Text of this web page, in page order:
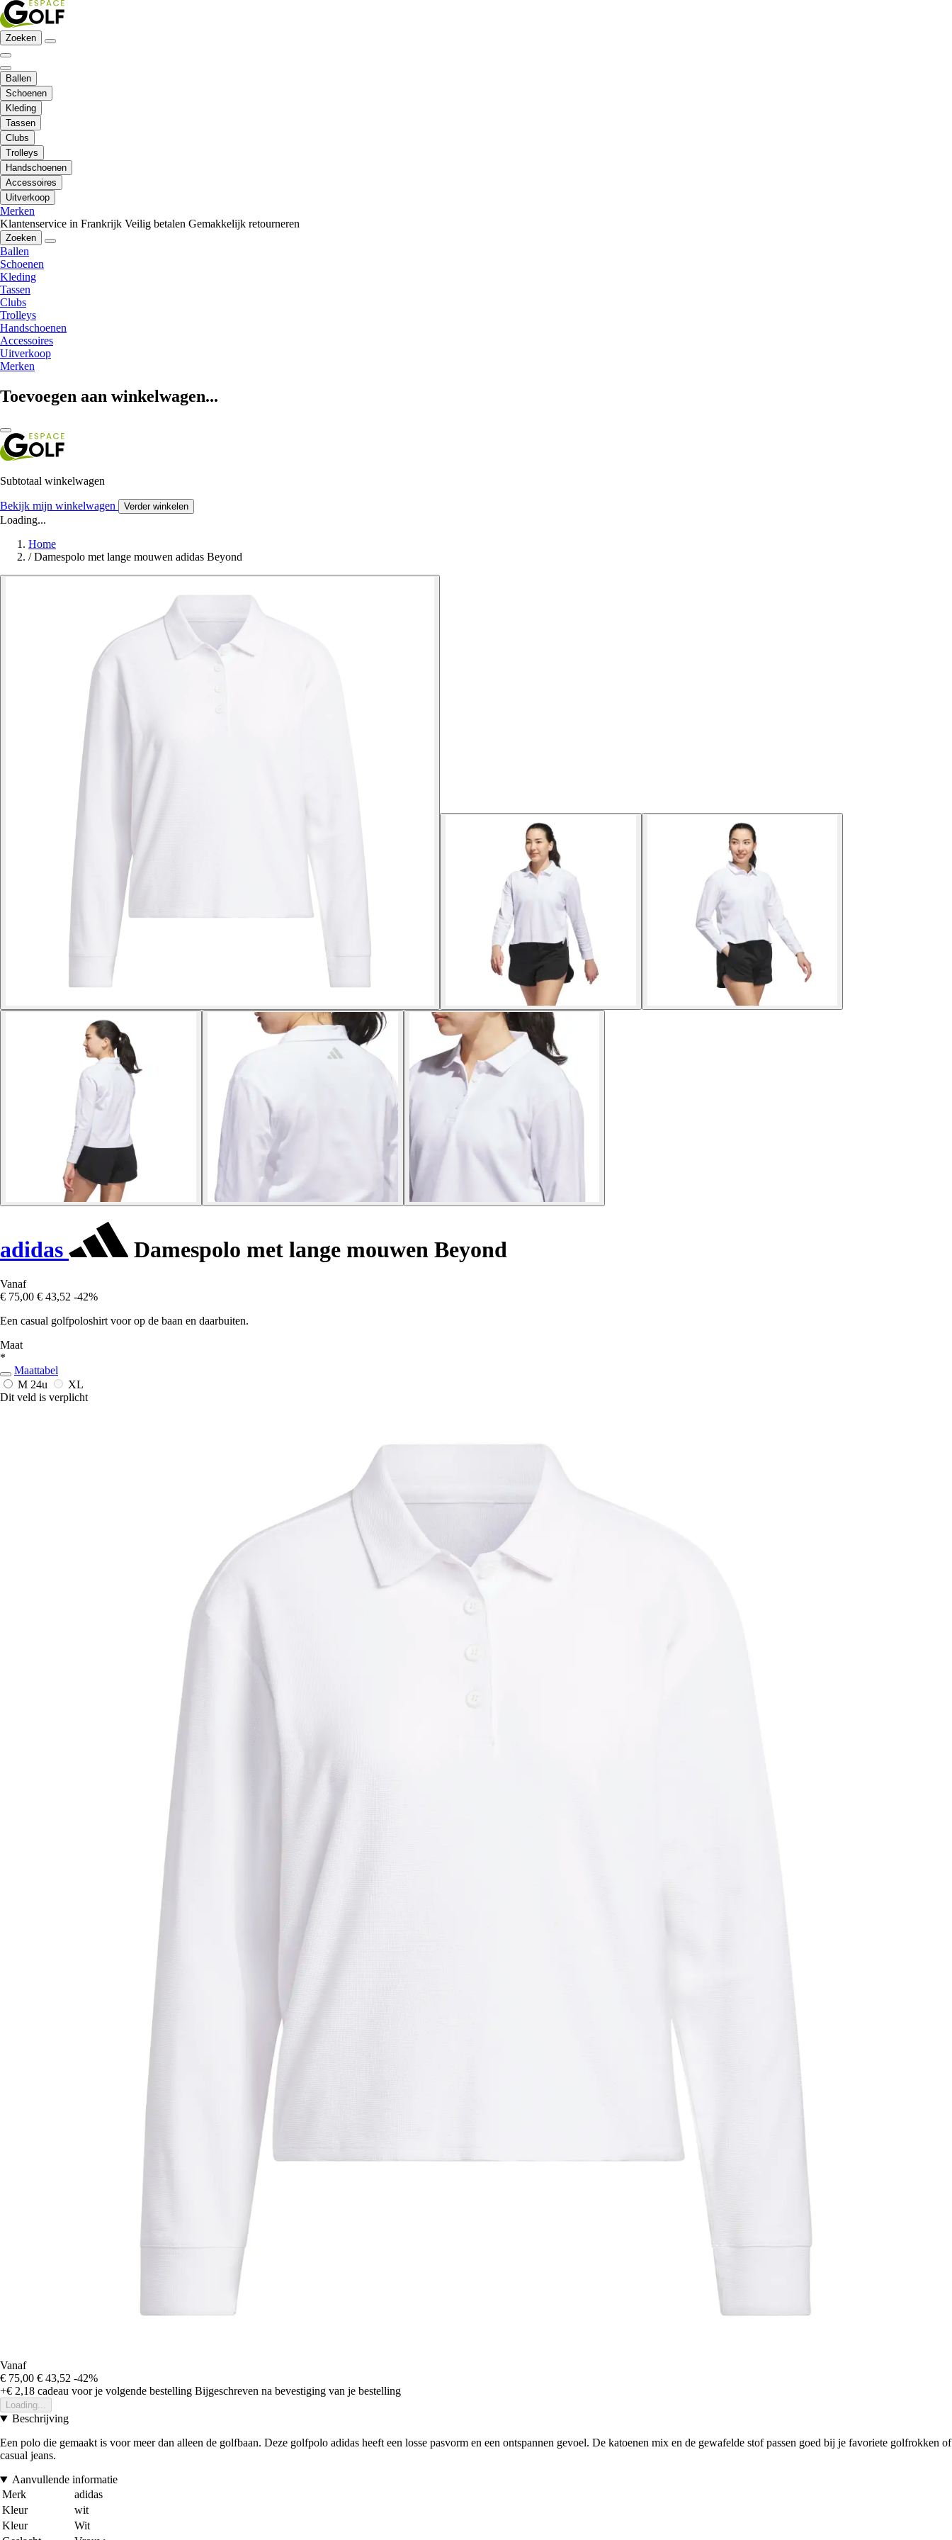
Zoeken
Ballen
Schoenen
Kleding
Tassen
Clubs
Trolleys
Handschoenen
Accessoires
Uitverkoop
Merken
Klantenservice in Frankrijk Veilig betalen Gemakkelijk retourneren
Zoeken
Ballen
Schoenen
Kleding
Tassen
Clubs
Trolleys
Handschoenen
Accessoires
Uitverkoop
Merken
Toevoegen aan winkelwagen...
Subtotaal winkelwagen
Bekijk mijn winkelwagen Verder winkelen
Loading...
Home
/ Damespolo met lange mouwen adidas Beyond
adidas Damespolo met lange mouwen Beyond
Vanaf
€ 75,00 € 43,52 -42%
Een casual golfpoloshirt voor op de baan en daarbuiten.
Maat
*
Maattabel
M 24u
XL
Dit veld is verplicht
Vanaf
€ 75,00 € 43,52 -42%
+€ 2,18 cadeau voor je volgende bestelling Bijgeschreven na bevestiging van je bestelling
Loading...
Beschrijving
Een polo die gemaakt is voor meer dan alleen de golfbaan. Deze golfpolo adidas heeft een losse pasvorm en een ontspannen gevoel. De katoenen mix en de gewafelde stof passen goed bij je favoriete golfrokken of
casual jeans.
Aanvullende informatie
Merk
adidas
Kleur
wit
Kleur
Wit